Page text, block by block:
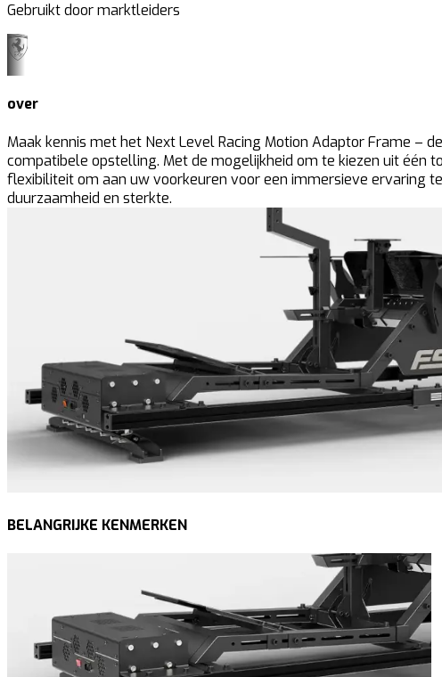
Gebruikt door marktleiders
over
Maak kennis met het Next Level Racing Motion Adaptor Frame –
compatibele opstelling. Met de mogelijkheid om te kiezen uit
flexibiliteit om aan uw voorkeuren voor een immersieve ervaring
duurzaamheid en sterkte.
BELANGRIJKE KENMERKEN